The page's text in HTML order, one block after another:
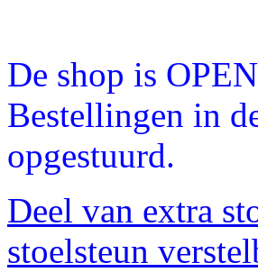
De shop is
Bestellingen in
opgestuurd.
Deel van extra
stoelsteun